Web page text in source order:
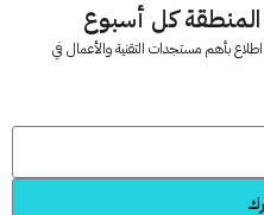
كل أسبوع
مستجدات التقنية والأعمال في